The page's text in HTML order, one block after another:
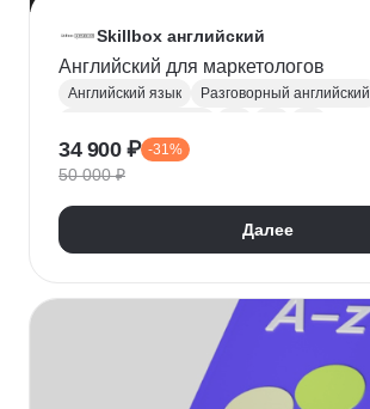
Skillbox английский
Английский для маркетологов
Английский язык
Разговорный английский
34 900 ₽ -31%
50 000 ₽
Далее